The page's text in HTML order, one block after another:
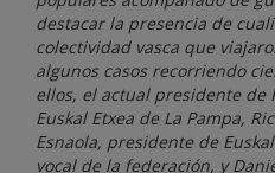
destacar la presencia de
colectividad vasca que
algunos casos recorriendo
ellos, el actual presidente de
Euskal Etxea de La Pampa,
Esnaola, presidente de
vocal de la federación, y